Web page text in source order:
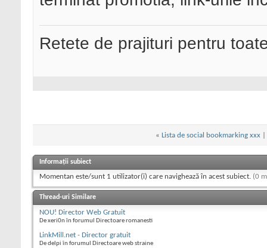
Retete de prajituri pentru
« Lista de social bookmarking xxx
Informații subiect
Momentan este/sunt 1 utilizator(i) care navighează în acest subiect. (0
Thread-uri Similare
NOU! Director Web Gratuit
De xeri0n în forumul Directoare romanesti
LinkMill.net - Director gratuit
De delpi în forumul Directoare web straine